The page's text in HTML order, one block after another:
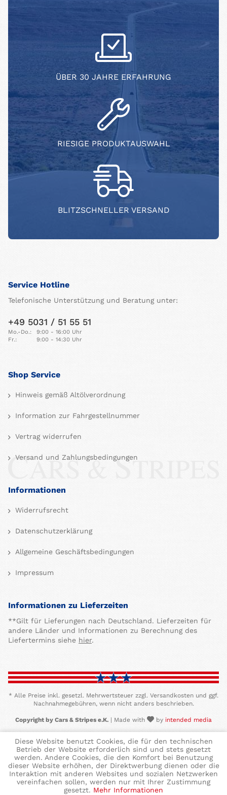
ÜBER 30 JAHRE ERFAHRUNG
RIESIGE PRODUKTAUSWAHL
BLITZSCHNELLER VERSAND
Service Hotline
Telefonische Unterstützung und Beratung unter:
+49 5031 / 51 55 51
Mo.-Do.:
9:00 - 16:00 Uhr
Fr.:
9:00 - 14:30 Uhr
Shop Service
Hinweis gemäß Altölverordnung
Information zur Fahrgestellnummer
Vertrag widerrufen
Versand und Zahlungsbedingungen
Informationen
Widerrufsrecht
Datenschutzerklärung
Allgemeine Geschäftsbedingungen
Impressum
Informationen zu Lieferzeiten
**Gilt für Lieferungen nach Deutschland. Lieferzeiten für
andere Länder und Informationen zu Berechnung des
Liefertermins siehe hier.
* Alle Preise inkl. gesetzl. Mehrwertsteuer zzgl. Versandkosten und ggf.
Nachnahmegebühren, wenn nicht anders beschrieben.
Copyright by Cars & Stripes e.K. | Made with by intended media
Diese Website benutzt Cookies, die für den technischen
Betrieb der Website erforderlich sind und stets gesetzt
werden. Andere Cookies, die den Komfort bei Benutzung
dieser Website erhöhen, der Direktwerbung dienen oder die
Interaktion mit anderen Websites und sozialen Netzwerken
vereinfachen sollen, werden nur mit Ihrer Zustimmung
gesetzt. Mehr Informationen